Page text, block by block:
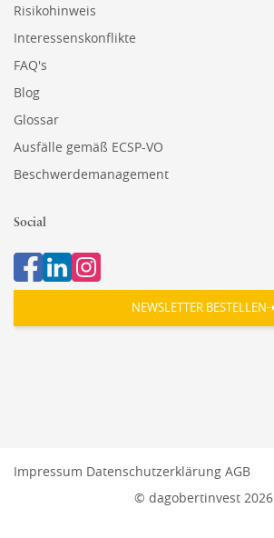
Risikohinweis
Interessenskonflikte
FAQ's
Blog
Glossar
Ausfälle gemäß ECSP-VO
Beschwerdemanagement
Social
NEWSLETTER BESTELLEN
© dagobertinvest 2026
Impressum Datenschutzerklärung AGB